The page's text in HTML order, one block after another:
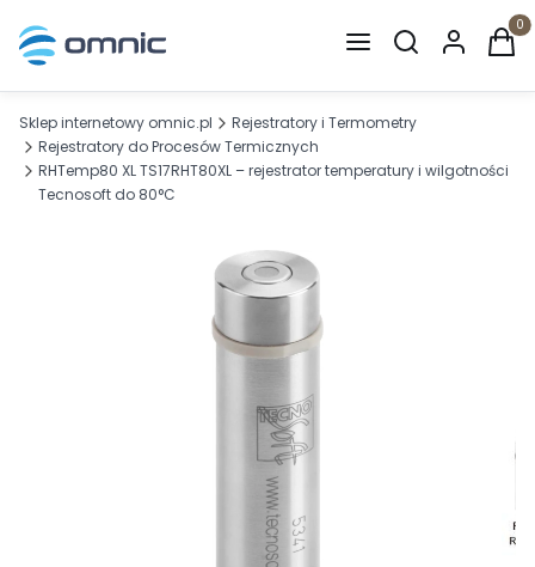
Otwórz
Sklep internetowy omnic.pl
Rejestratory i Termometry
Rejestratory do Procesów Termicznych
RHTemp80 XL TS17RHT80XL – rejestrator temperatury i wilgotności
Tecnosoft do 80°C